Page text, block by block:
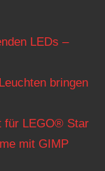
LEDs –
bringen
für LEGO® Star
mit GIMP